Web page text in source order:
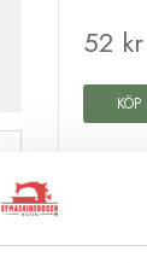
52 kr
KÖP